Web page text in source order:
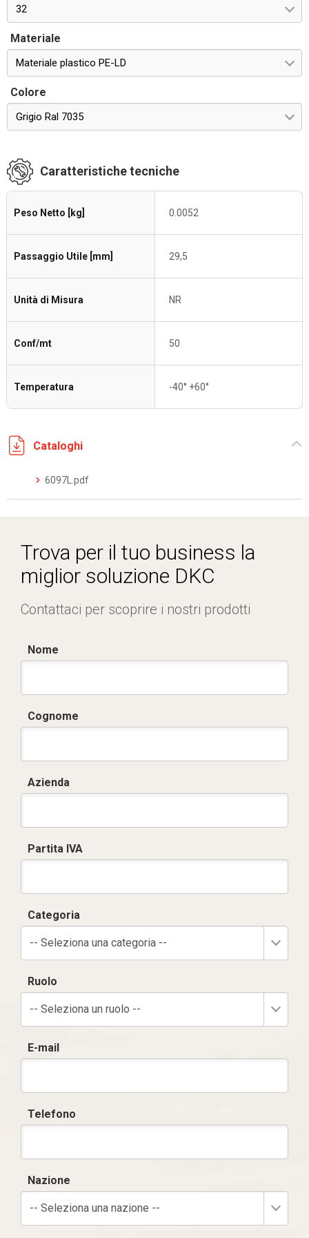
32
Materiale
Materiale plastico PE-LD
Colore
Grigio Ral 7035
Caratteristiche tecniche
Peso Netto [kg] 0.0052
Passaggio Utile [mm] 29,5
Unità di Misura NR
Conf/mt 50
Temperatura -40° +60°
Cataloghi
6097L.pdf
Trova per il tuo business la
miglior soluzione DKC
Contattaci per scoprire i nostri prodotti
Nome
Cognome
Azienda
Partita IVA
Categoria
-- Seleziona una categoria --
Ruolo
-- Seleziona un ruolo --
E-mail
Telefono
Nazione
-- Seleziona una nazione --